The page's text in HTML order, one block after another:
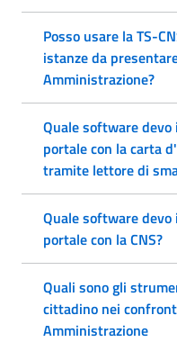
Posso usare la TS-
istanze da
Amministrazione?
Quale software
portale con la carta
tramite lettore di
Quale software
portale con la CNS?
Quali sono gli
cittadino nei
Amministrazione